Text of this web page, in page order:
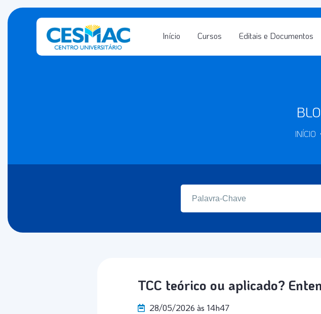
Início Cursos Editais e Documentos
INÍCIO
TCC teórico ou aplicado?
28/05/2026 às 14h47